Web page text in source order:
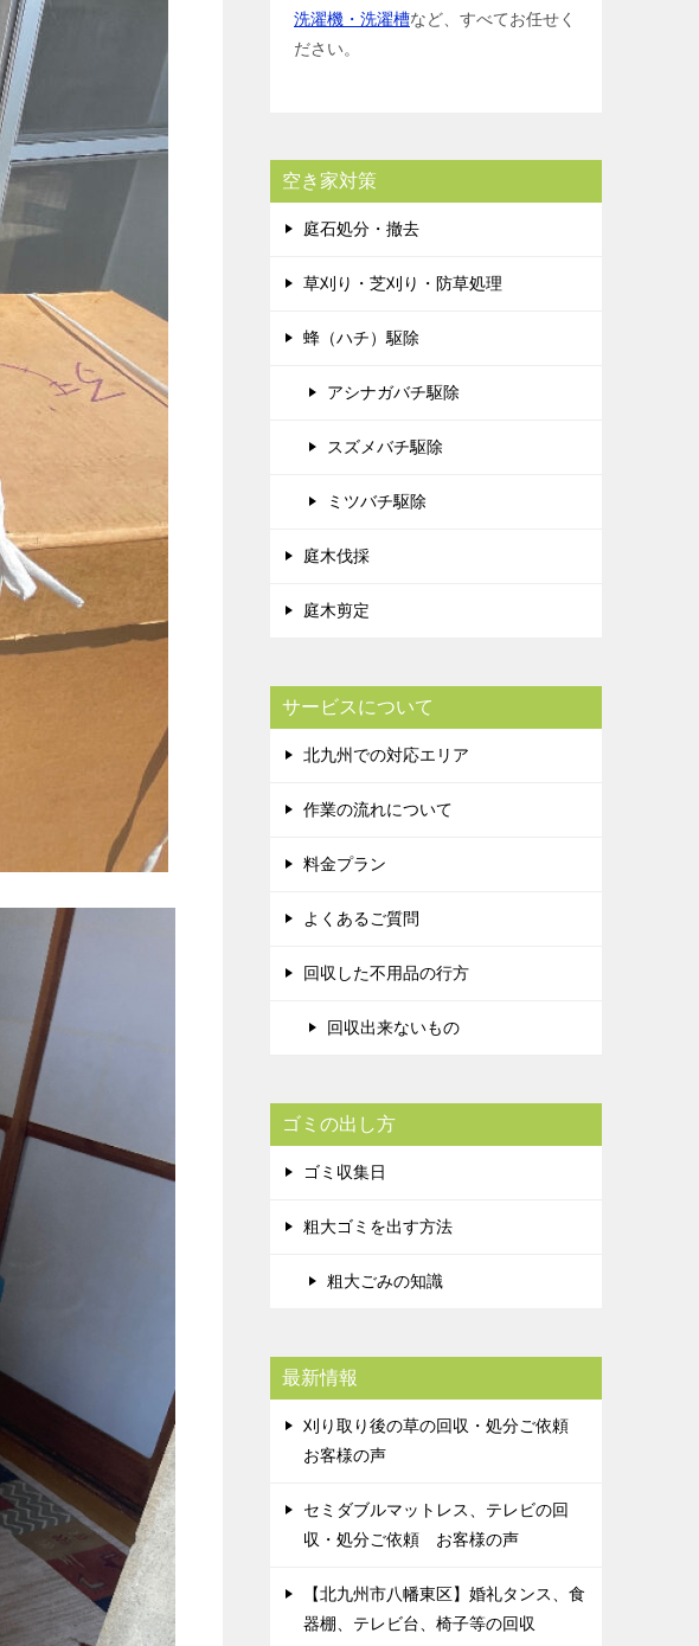
洗濯機・洗濯槽など、すべてお任せく
ださい。
空き家対策
庭石処分・撤去
草刈り・芝刈り・防草処理
蜂（ハチ）駆除
アシナガバチ駆除
スズメバチ駆除
ミツバチ駆除
庭木伐採
庭木剪定
サービスについて
北九州での対応エリア
作業の流れについて
料金プラン
よくあるご質問
回収した不用品の行方
回収出来ないもの
ゴミの出し方
ゴミ収集日
粗大ゴミを出す方法
粗大ごみの知識
最新情報
刈り取り後の草の回収・処分ご依頼
お客様の声
セミダブルマットレス、テレビの回
収・処分ご依頼 お客様の声
【北九州市八幡東区】婚礼タンス、食
器棚、テレビ台、椅子等の回収